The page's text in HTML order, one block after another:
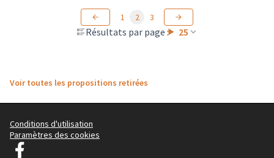
Résultats par page : 25
1 2 3
Voir toutes les propositions retirées
Conditions d'utilisation
Paramètres des cookies
Graz Gemeinsam Gestalten sur Facebook